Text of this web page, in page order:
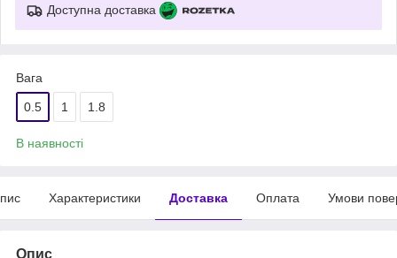
Доступна доставка
Вага
0.5 1 1.8
В наявності
Характеристики Доставка Оплата Умови
Опис